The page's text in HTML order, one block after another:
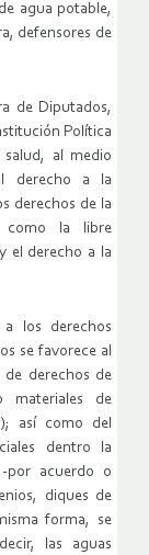
agua potable,
defensores de
de Diputados,
Política
al medio
derecho a la
derechos de la
como la libre
el derecho a la
los derechos
se favorece al
derechos de
materiales de
así como del
dentro la
por acuerdo o
diques de
forma, se
las aguas